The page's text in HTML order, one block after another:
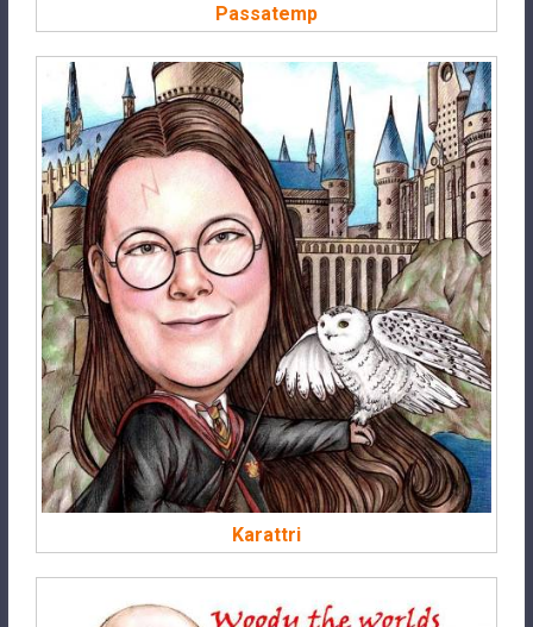
Passatemp
Karattri